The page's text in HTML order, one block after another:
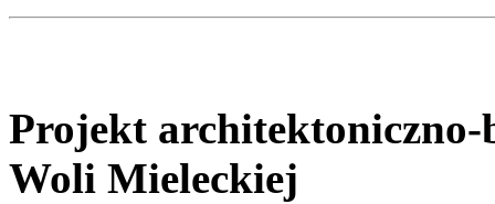
Projekt
Woli Mieleckiej